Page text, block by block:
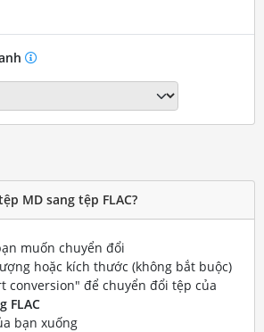
MD sang tệp FLAC?
muốn chuyển đổi
hoặc kích thước (không bắt buộc)
conversion" để chuyển đổi tệp của
FLAC
bạn xuống